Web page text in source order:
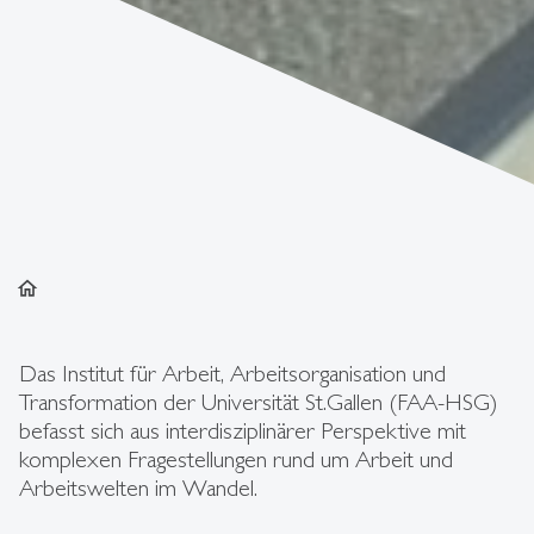
home
Das Institut für Arbeit, Arbeitsorganisation und
Transformation der Universität St.Gallen (FAA-HSG)
befasst sich aus interdisziplinärer Perspektive mit
komplexen Fragestellungen rund um Arbeit und
Arbeitswelten im Wandel.